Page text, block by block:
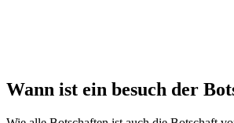
Wann ist ein besuch der